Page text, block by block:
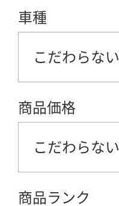
車種
こだわらない
商品価格
こだわらない
商品ランク